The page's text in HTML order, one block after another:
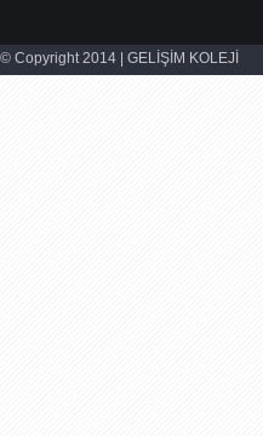
© Copyright 2014 | GELİŞİM KOLEJİ